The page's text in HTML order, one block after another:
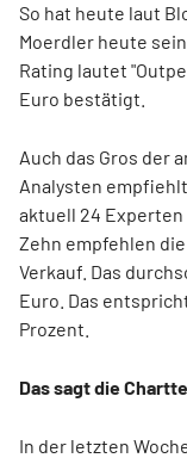
So hat heute laut
Moerdler heute
Rating lautet
Euro bestätigt.
Auch das Gros der
Analysten
aktuell 24 Experten
Zehn empfehlen
Verkauf. Das
Euro. Das
Prozent.
Das sagt die
In der letzten